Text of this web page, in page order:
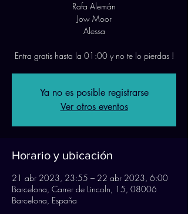
Rafa Alemán
Jow Moor
Alessa
Entra gratis hasta la 01:00 y no te lo pierdas !
Ya no es posible registrarse
Ver otros eventos
Horario y ubicación
21 abr 2023, 23:55 – 22 abr 2023, 6:00
Barcelona, Carrer de Lincoln, 15, 08006
Barcelona, España